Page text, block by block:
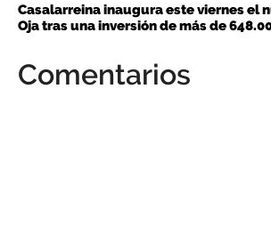
Casalarreina inaugura este viernes el
Oja tras una inversión de más de
Comentarios